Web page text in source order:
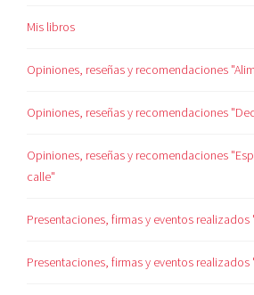
Mis libros
Opiniones, reseñas y recomendaciones
Opiniones, reseñas y recomendaciones
Opiniones, reseñas y recomendaciones
calle"
Presentaciones, firmas y eventos
Presentaciones, firmas y eventos